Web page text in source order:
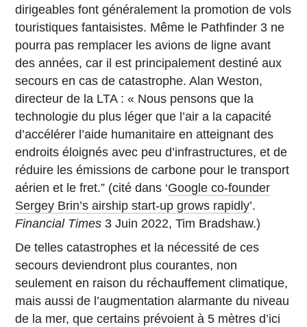
dirigeables font généralement la promotion de vols
touristiques fantaisistes. Même le Pathfinder 3 ne
pourra pas remplacer les avions de ligne avant
des années, car il est principalement destiné aux
secours en cas de catastrophe. Alan Weston,
directeur de la LTA : « Nous pensons que la
technologie du plus léger que l’air a la capacité
d’accélérer l’aide humanitaire en atteignant des
endroits éloignés avec peu d’infrastructures, et de
réduire les émissions de carbone pour le transport
aérien et le fret.” (cité dans ‘Google co-founder
Sergey Brin’s airship start-up grows rapidly’.
Financial Times 3 Juin 2022, Tim Bradshaw.)
De telles catastrophes et la nécessité de ces
secours deviendront plus courantes, non
seulement en raison du réchauffement climatique,
mais aussi de l’augmentation alarmante du niveau
de la mer, que certains prévoient à 5 mètres d’ici